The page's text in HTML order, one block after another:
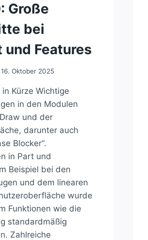
Große
bei
Features
16. Oktober 2025
Kürze Wichtige
in den Modulen
und der
darunter auch
Blocker“.
in Part und
Beispiel bei den
und dem linearen
wurde
Funktionen wie die
standardmäßig
Zahlreiche